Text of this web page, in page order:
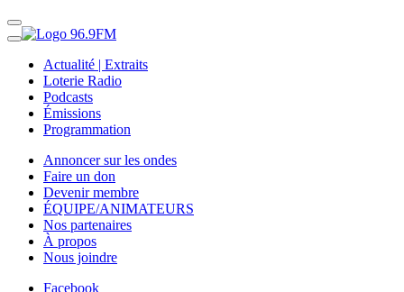
Actualité | Extraits
Loterie Radio
Podcasts
Émissions
Programmation
Annoncer sur les ondes
Faire un don
Devenir membre
ÉQUIPE/ANIMATEURS
Nos partenaires
À propos
Nous joindre
Facebook